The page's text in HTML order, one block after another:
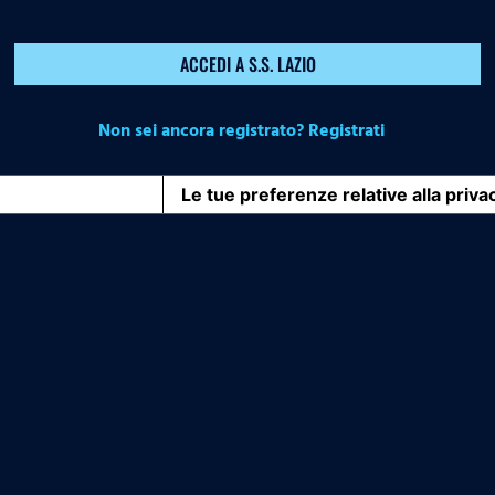
ACCEDI A S.S. LAZIO
Non sei ancora registrato? Registrati
Le tue preferenze relative alla